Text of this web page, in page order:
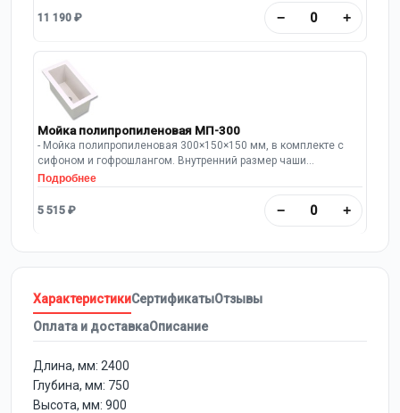
11 190 ₽ − +
Мойка полипропиленовая МП-300
- Мойка полипропиленовая 300×150×150 мм, в комплекте с
сифоном и гофрошлангом. Внутренний размер чаши
250х100х150 мм
Подробнее
5 515 ₽ − +
ХарактеристикиСертификатыОтзывы
Оплата и доставкаОписание
Длина, мм: 2400
Глубина, мм: 750
Высота, мм: 900